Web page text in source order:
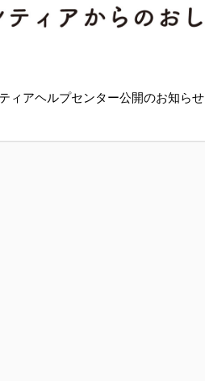
ィアヘルプセンター公開のお知らせ